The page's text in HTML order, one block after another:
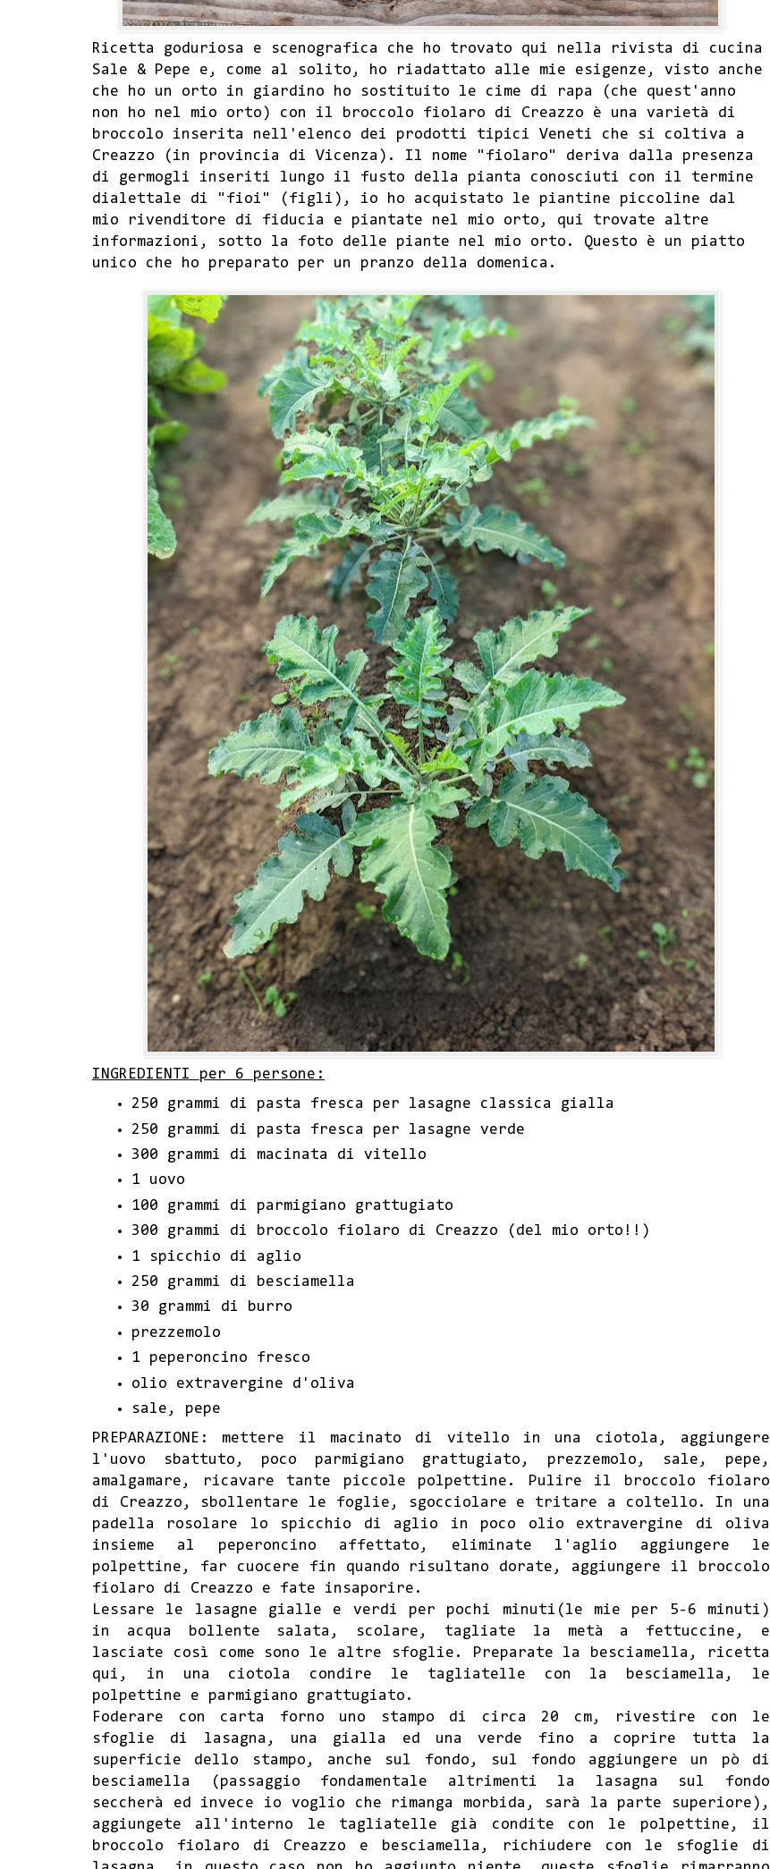
Ricetta goduriosa e scenografica che ho trovato qui nella rivista di cucina
Sale & Pepe e, come al solito, ho riadattato alle mie esigenze, visto anche
che ho un orto in giardino ho sostituito le cime di rapa (che quest'anno
non ho nel mio orto) con il broccolo fiolaro di Creazzo è una varietà di
broccolo inserita nell'elenco dei prodotti tipici Veneti che si coltiva a
Creazzo (in provincia di Vicenza). Il nome "fiolaro" deriva dalla presenza
di germogli inseriti lungo il fusto della pianta conosciuti con il termine
dialettale di "fioi" (figli), io ho acquistato le piantine piccoline dal
mio rivenditore di fiducia e piantate nel mio orto, qui
trovate altre
informazioni, sotto la foto delle piante nel mio orto. Questo è un piatto
unico che ho preparato per un pranzo della domenica.
INGREDIENTI per 6 persone:
250 grammi di pasta fresca per lasagne classica gialla
250 grammi di pasta fresca per lasagne verde
300 grammi di macinata di vitello
1 uovo
100 grammi di parmigiano grattugiato
300 grammi di broccolo fiolaro di Creazzo (del mio orto!!)
1 spicchio di aglio
250 grammi di besciamella
30 grammi di burro
prezzemolo
1 peperoncino fresco
olio extravergine d'oliva
sale, pepe
PREPARAZIONE: mettere il macinato di vitello in una ciotola, aggiungere
l'uovo sbattuto, poco parmigiano grattugiato, prezzemolo, sale, pepe,
amalgamare, ricavare tante piccole polpettine. Pulire il broccolo fiolaro
di Creazzo, sbollentare le foglie, sgocciolare e tritare a coltello. In una
padella rosolare lo spicchio di aglio in poco olio extravergine di oliva
insieme al peperoncino affettato, eliminate l'aglio aggiungere le
polpettine, far cuocere fin quando risultano dorate, aggiungere il broccolo
fiolaro di Creazzo e fate insaporire.
Lessare le lasagne gialle e verdi per pochi minuti(le mie per 5-6 minuti)
in acqua bollente salata, scolare, tagliate la metà a fettuccine, e
lasciate così come sono le altre sfoglie. Preparate la besciamella, ricetta
qui , in una ciotola condire le tagliatelle con la besciamella, le
polpettine e parmigiano grattugiato.
Foderare con carta forno uno stampo di circa 20 cm, rivestire con le
sfoglie di lasagna, una gialla ed una verde fino a coprire tutta la
superficie dello stampo, anche sul fondo, sul fondo aggiungere un pò di
besciamella (passaggio fondamentale altrimenti la lasagna sul fondo
seccherà ed invece io voglio che rimanga morbida, sarà la parte superiore),
aggiungete all'interno le tagliatelle già condite con le polpettine, il
broccolo fiolaro di Creazzo e besciamella, richiudere con le sfoglie di